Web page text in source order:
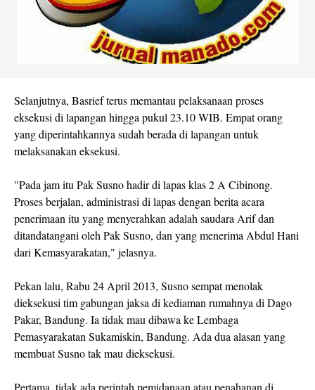
Selanjutnya, Basrief terus memantau pelaksanaan proses
eksekusi di lapangan hingga pukul 23.10 WIB. Empat orang
yang diperintahkannya sudah berada di lapangan untuk
melaksanakan eksekusi.
"Pada jam itu Pak Susno hadir di lapas klas 2 A Cibinong.
Proses berjalan, administrasi di lapas dengan berita acara
penerimaan itu yang menyerahkan adalah saudara Arif dan
ditandatangani oleh Pak Susno, dan yang menerima Abdul Hani
dari Kemasyarakatan," jelasnya.
Pekan lalu, Rabu 24 April 2013, Susno sempat menolak
dieksekusi tim gabungan jaksa di kediaman rumahnya di Dago
Pakar, Bandung. Ia tidak mau dibawa ke Lembaga
Pemasyarakatan Sukamiskin, Bandung. Ada dua alasan yang
membuat Susno tak mau dieksekusi.
Pertama, tidak ada perintah pemidanaan atau penahanan di